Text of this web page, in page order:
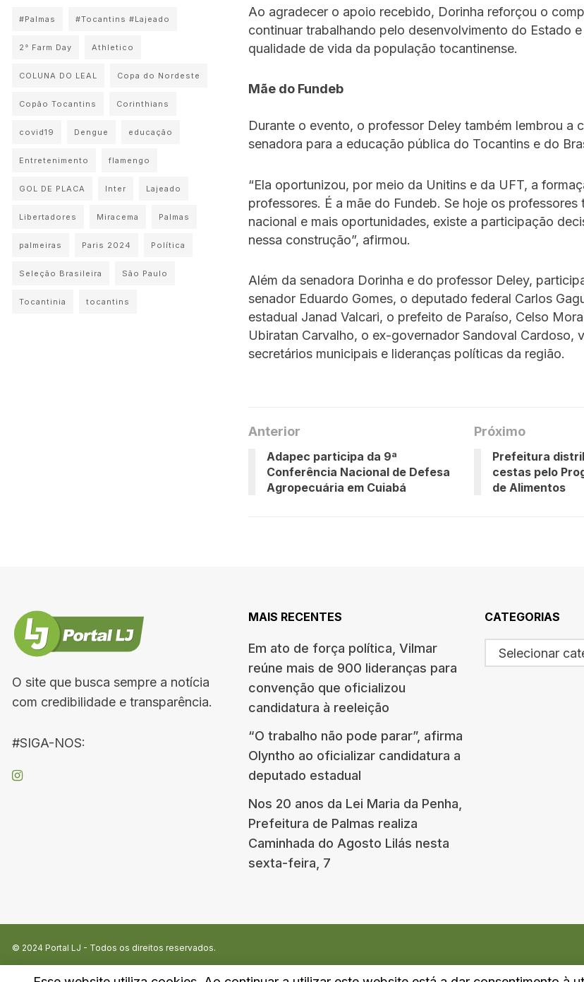
Ao agradecer o apoio recebido, Dorinha reforçou o
continuar trabalhando pelo desenvolvimento do Estado
qualidade de vida da população tocantinense.
Mãe do Fundeb
Durante o evento, o professor Deley também lembrou a
senadora para a educação pública do Tocantins e do
“Ela oportunizou, por meio da Unitins e da UFT, a
professores. É a mãe do Fundeb. Se hoje os professores
nacional e mais oportunidades, existe a participação
nessa construção”, afirmou.
Além da senadora Dorinha e do professor Deley,
senador Eduardo Gomes, o deputado federal Carlos
estadual Janad Valcari, o prefeito de Paraíso, Celso
Ubiratan Carvalho, o ex-governador Sandoval Cardoso,
secretários municipais e lideranças políticas da região.
Anterior
Adapec participa da 9ª
Conferência Nacional de Defesa
Agropecuária em Cuiabá
Próximo
Prefeitura
cestas pelo
de Alimentos
#Palmas #Tocantins #Lajeado
2° Farm Day Athletico
COLUNA DO LEAL Copa do Nordeste
Copão Tocantins Corinthians
covid19 Dengue educação
Entretenimento flamengo
GOL DE PLACA Inter Lajeado
Libertadores Miracema Palmas
palmeiras Paris 2024 Política
Seleção Brasileira São Paulo
Tocantinia tocantins
O site que busca sempre a notícia
com credibilidade e transparência.
#SIGA-NOS:
MAIS RECENTES
Em ato de força política, Vilmar
reúne mais de 900 lideranças para
convenção que oficializou
candidatura à reeleição
“O trabalho não pode parar”, afirma
Olyntho ao oficializar candidatura a
deputado estadual
Nos 20 anos da Lei Maria da Penha,
Prefeitura de Palmas realiza
Caminhada do Agosto Lilás nesta
sexta-feira, 7
CATEGORIAS
Selecionar
© 2024 Portal LJ - Todos os direitos reservados.